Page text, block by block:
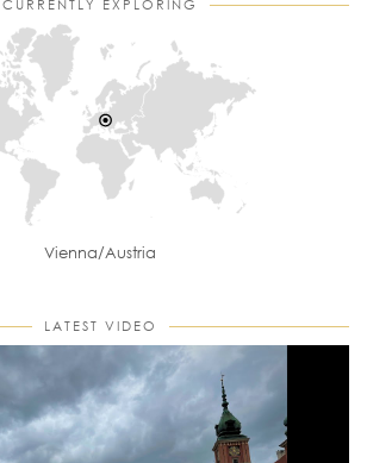
CURRENTLY EXPLORING
Vienna/Austria
LATEST VIDEO